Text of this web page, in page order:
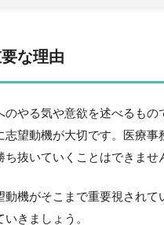
な理由
やる気や意欲を述べるも
望動機が大切です。医療
抜いていくことはできませ
機がそこまで重要視され
きましょう。